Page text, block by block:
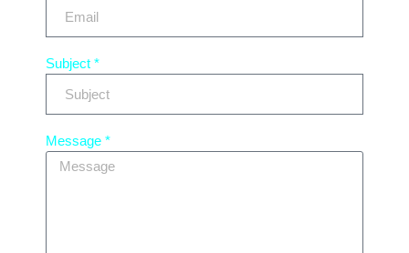
Subject *
Message *